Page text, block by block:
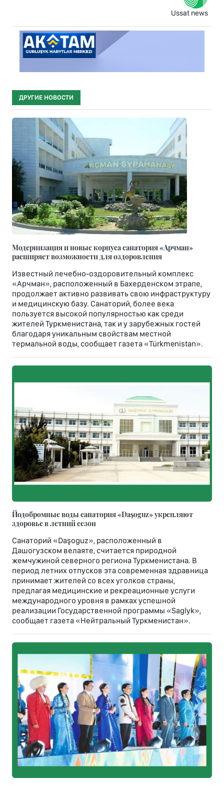
Ussat news
ДРУГИЕ НОВОСТИ
Модернизация и новые корпуса санатория «Арчман»
расширяет возможности для оздоровления
Известный лечебно-оздоровительный комплекс
«Арчман», расположенный в Бахерденском этрапе,
продолжает активно развивать свою инфраструктуру
и медицинскую базу. Санаторий, более века
пользуется высокой популярностью как среди
жителей Туркменистана, так и у зарубежных гостей
благодаря уникальным свойствам местной
термальной воды, сообщает газета «Türkmenistan».
Йодобромные воды санатория «Daşoguz» укрепляют
здоровье в летний сезон
Санаторий «Daşoguz», расположенный в
Дашогузском велаяте, считается природной
жемчужиной северного региона Туркменистана. В
период летних отпусков эта современная здравница
принимает жителей со всех уголков страны,
предлагая медицинские и рекреационные услуги
международного уровня в рамках успешной
реализации Государственной программы «Saglyk»,
сообщает газета «Нейтральный Туркменистан».